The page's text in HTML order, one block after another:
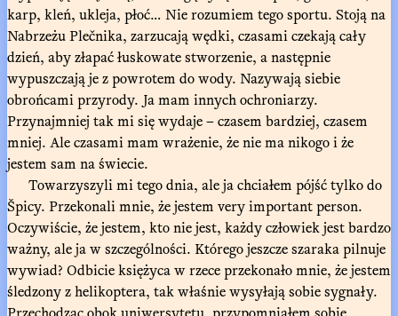
karp, kleń, ukleja, płoć… Nie rozumiem tego sportu. Stoją na
Nabrzeżu Plečnika, zarzucają wędki, czasami czekają cały
dzień, aby złapać łuskowate stworzenie, a następnie
wypuszczają je z powrotem do wody. Nazywają siebie
obrońcami przyrody. Ja mam innych ochroniarzy.
Przynajmniej tak mi się wydaje – czasem bardziej, czasem
mniej. Ale czasami mam wrażenie, że nie ma nikogo i że
jestem sam na świecie.
Towarzyszyli mi tego dnia, ale ja chciałem pójść tylko do
Špicy. Przekonali mnie, że jestem very important person.
Oczywiście, że jestem, kto nie jest, każdy człowiek jest bardzo
ważny, ale ja w szczególności. Którego jeszcze szaraka pilnuje
wywiad? Odbicie księżyca w rzece przekonało mnie, że jestem
śledzony z helikoptera, tak właśnie wysyłają sobie sygnały.